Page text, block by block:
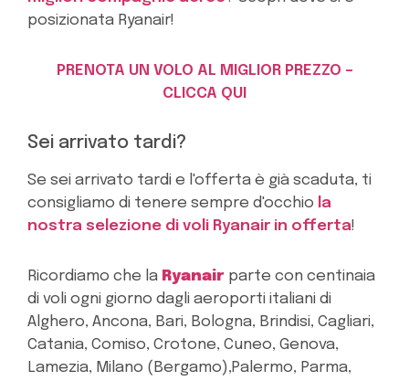
posizionata Ryanair!
PRENOTA UN VOLO AL MIGLIOR PREZZO –
CLICCA QUI
Sei arrivato tardi?
Se sei arrivato tardi e l'offerta è già scaduta, ti
consigliamo di tenere sempre d'occhio la
nostra selezione di voli Ryanair in offerta!
Ricordiamo che la Ryanair parte con centinaia
di voli ogni giorno dagli aeroporti italiani di
Alghero, Ancona, Bari, Bologna, Brindisi, Cagliari,
Catania, Comiso, Crotone, Cuneo, Genova,
Lamezia, Milano (Bergamo),Palermo, Parma,